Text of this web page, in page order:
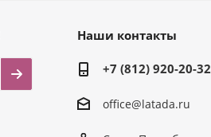
Наши контакты
+7 (812) 920-20-32
office@latada.ru